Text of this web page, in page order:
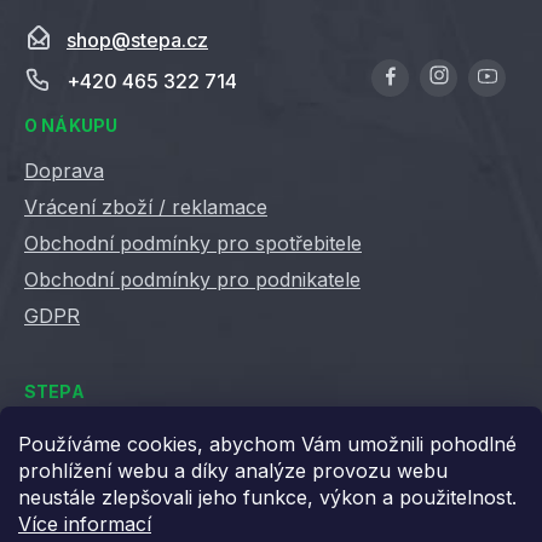
Používáme cookies, abychom Vám umožnili pohodlné
prohlížení webu a díky analýze provozu webu
neustále zlepšovali jeho funkce, výkon a použitelnost.
Více informací
shop@stepa.cz
+420 465 322 714
O NÁKUPU
Doprava
Vrácení zboží / reklamace
Obchodní podmínky pro spotřebitele
Obchodní podmínky pro podnikatele
GDPR
STEPA
Kontakty
Kariéra ve Stepě
Věrnostní slevy